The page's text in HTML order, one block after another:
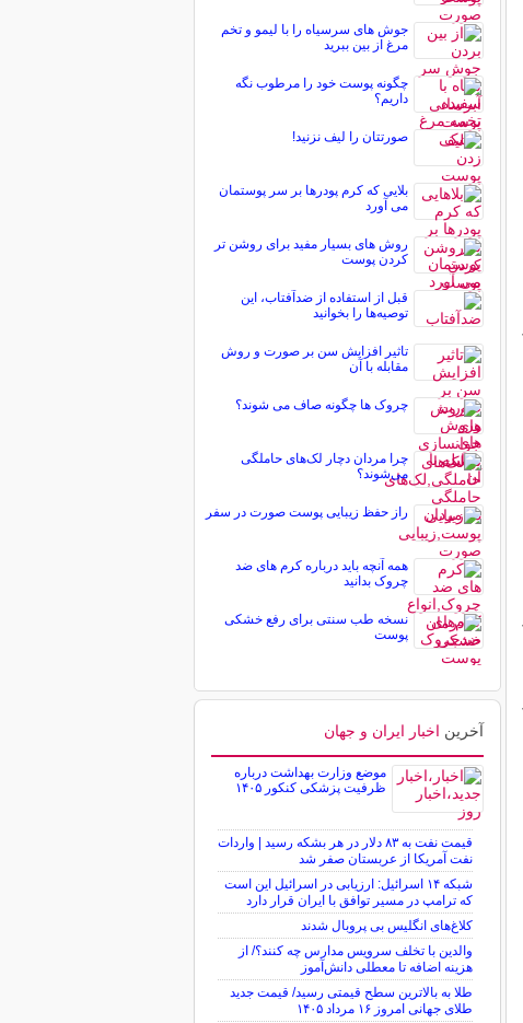
جوش های سرسیاه را با لیمو و تخم
مرغ از بین ببرید
چگونه پوست خود را مرطوب نگه
داریم؟
صورتتان را لیف نزنید!
بلایی که کرم پودرها بر سر پوستمان
می آورد
روش های بسیار مفید برای روشن تر
کردن پوست
قبل از استفاده از ضدآفتاب، این
توصیه‌ها را بخوانید
تاثیر افزایش سن بر صورت و روش‌
مقابله با آن
چروک ها چگونه صاف می شوند؟
چرا مردان دچار لک‌های حاملگی
می‌شوند؟
راز حفظ زیبایی پوست صورت در سفر
همه آنچه باید درباره کرم های ضد
چروک بدانید
نسخه طب سنتی برای رفع خشکی
پوست
آخرین اخبار ایران و جهان
موضع وزارت بهداشت درباره
ظرفیت پزشکی کنکور ۱۴۰۵
قیمت نفت به ۸۳ دلار در هر بشکه رسید | واردات
نفت آمریکا از عربستان صفر شد
شبکه ۱۴ اسرائیل: ارزیابی در اسرائیل این است
که ترامپ در مسیر توافق با ایران قرار دارد
کلاغ‌های انگلیس بی پروبال شدند
والدین با تخلف سرویس مدارس چه کنند؟/ از
هزینه اضافه تا معطلی دانش‌آموز
طلا به بالاترین سطح قیمتی رسید/ قیمت جدید
طلای جهانی امروز ۱۶ مرداد ۱۴۰۵